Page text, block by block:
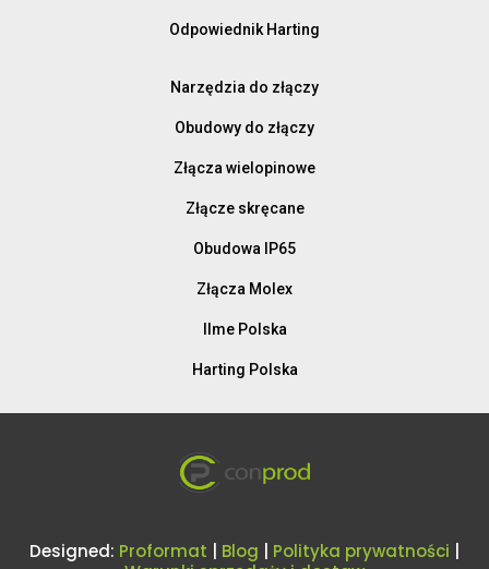
Odpowiednik Harting
Narzędzia do złączy
Obudowy do złączy
Złącza wielopinowe
Złącze skręcane
Obudowa IP65
Złącza Molex
Ilme Polska
Harting Polska
Designed: Proformat Blog Polityka prywatności